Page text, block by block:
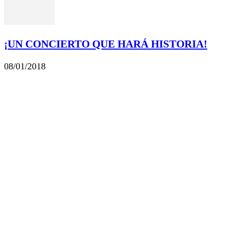
¡UN CONCIERTO QUE HARÁ HISTORIA!
08/01/2018